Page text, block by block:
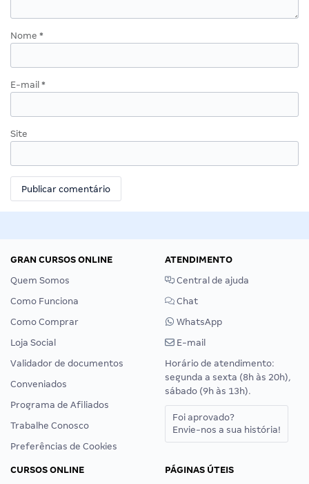
Nome *
E-mail *
Site
GRAN CURSOS ONLINE
Quem Somos
Como Funciona
Como Comprar
Loja Social
Validador de documentos
Conveniados
Programa de Afiliados
Trabalhe Conosco
Preferências de Cookies
ATENDIMENTO
Central de ajuda
Chat
WhatsApp
E-mail
Horário de atendimento:
segunda a sexta (8h às 20h),
sábado (9h às 13h).
Foi aprovado?
Envie-nos a sua história!
CURSOS ONLINE
PÁGINAS ÚTEIS